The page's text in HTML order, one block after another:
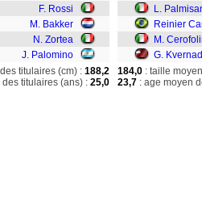
F. Rossi
M. Bakker
N. Zortea
J. Palomino
L.
Reinier
M.
G.
titulaires (cm) : 188,2
titulaires (ans) : 25,0
184,0 : taille
23,7 : age moyen